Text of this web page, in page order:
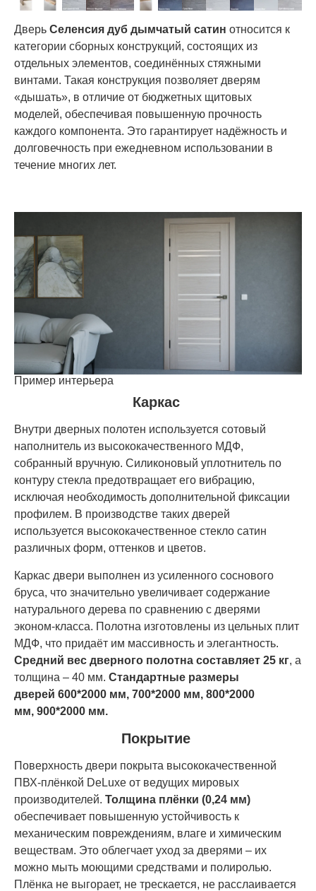
Дверь Селенсия дуб дымчатый сатин относится к
категории сборных конструкций, состоящих из
отдельных элементов, соединённых стяжными
винтами. Такая конструкция позволяет дверям
«дышать», в отличие от бюджетных щитовых
моделей, обеспечивая повышенную прочность
каждого компонента. Это гарантирует надёжность и
долговечность при ежедневном использовании в
течение многих лет.
Пример интерьера
Каркас
Внутри дверных полотен используется сотовый
наполнитель из высококачественного МДФ,
собранный вручную. Силиконовый уплотнитель по
контуру стекла предотвращает его вибрацию,
исключая необходимость дополнительной фиксации
профилем. В производстве таких дверей
используется высококачественное стекло сатин
различных форм, оттенков и цветов.
Каркас двери выполнен из усиленного соснового
бруса, что значительно увеличивает содержание
натурального дерева по сравнению с дверями
эконом-класса. Полотна изготовлены из цельных плит
МДФ, что придаёт им массивность и элегантность.
Средний вес дверного полотна составляет 25 кг, а
толщина – 40 мм. Стандартные размеры
дверей 600*2000 мм, 700*2000 мм, 800*2000
мм, 900*2000 мм.
Покрытие
Поверхность двери покрыта высококачественной
ПВХ-плёнкой DeLuxe от ведущих мировых
производителей. Толщина плёнки (0,24 мм)
обеспечивает повышенную устойчивость к
механическим повреждениям, влаге и химическим
веществам. Это облегчает уход за дверями – их
можно мыть моющими средствами и полиролью.
Плёнка не выгорает, не трескается, не расслаивается